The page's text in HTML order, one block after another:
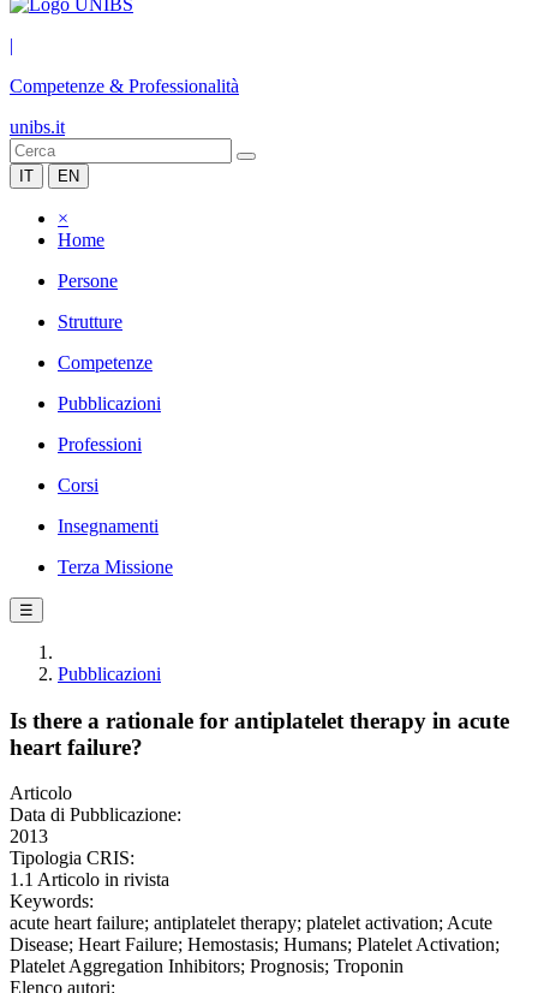
|
Competenze & Professionalità
unibs.it
IT EN
×
Home
Persone
Strutture
Competenze
Pubblicazioni
Professioni
Corsi
Insegnamenti
Terza Missione
☰
Pubblicazioni
Is there a rationale for antiplatelet therapy in acute
heart failure?
Articolo
Data di Pubblicazione:
2013
Tipologia CRIS:
1.1 Articolo in rivista
Keywords:
acute heart failure; antiplatelet therapy; platelet activation; Acute
Disease; Heart Failure; Hemostasis; Humans; Platelet Activation;
Platelet Aggregation Inhibitors; Prognosis; Troponin
Elenco autori: